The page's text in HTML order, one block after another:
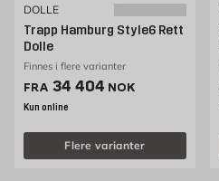
DOLLE
Trapp Hamburg Style6 Rett
Dolle
Finnes i flere varianter
FRA Pris 34404 NOK /stk
34 404 NOK
Kun online
Flere varianter